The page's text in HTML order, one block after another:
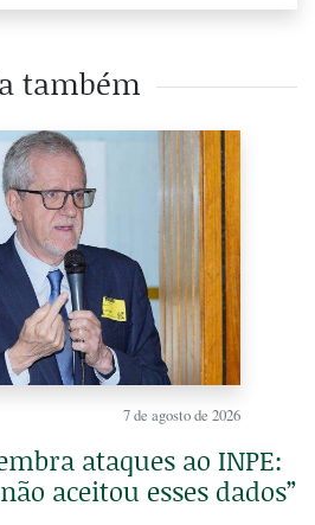
também
7 de agosto de 2026
ataques ao INPE:
aceitou esses dados”